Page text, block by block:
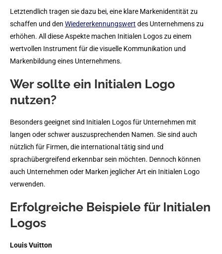
Letztendlich tragen sie dazu bei, eine klare Markenidentität zu
schaffen und den Wiedererkennungswert des Unternehmens zu
erhöhen. All diese Aspekte machen Initialen Logos zu einem
wertvollen Instrument für die visuelle Kommunikation und
Markenbildung eines Unternehmens.
Wer sollte ein Initialen Logo
nutzen?
Besonders geeignet sind Initialen Logos für Unternehmen mit
langen oder schwer auszusprechenden Namen. Sie sind auch
nützlich für Firmen, die international tätig sind und
sprachübergreifend erkennbar sein möchten. Dennoch können
auch Unternehmen oder Marken jeglicher Art ein Initialen Logo
verwenden.
Erfolgreiche Beispiele für Initialen
Logos
Louis Vuitton